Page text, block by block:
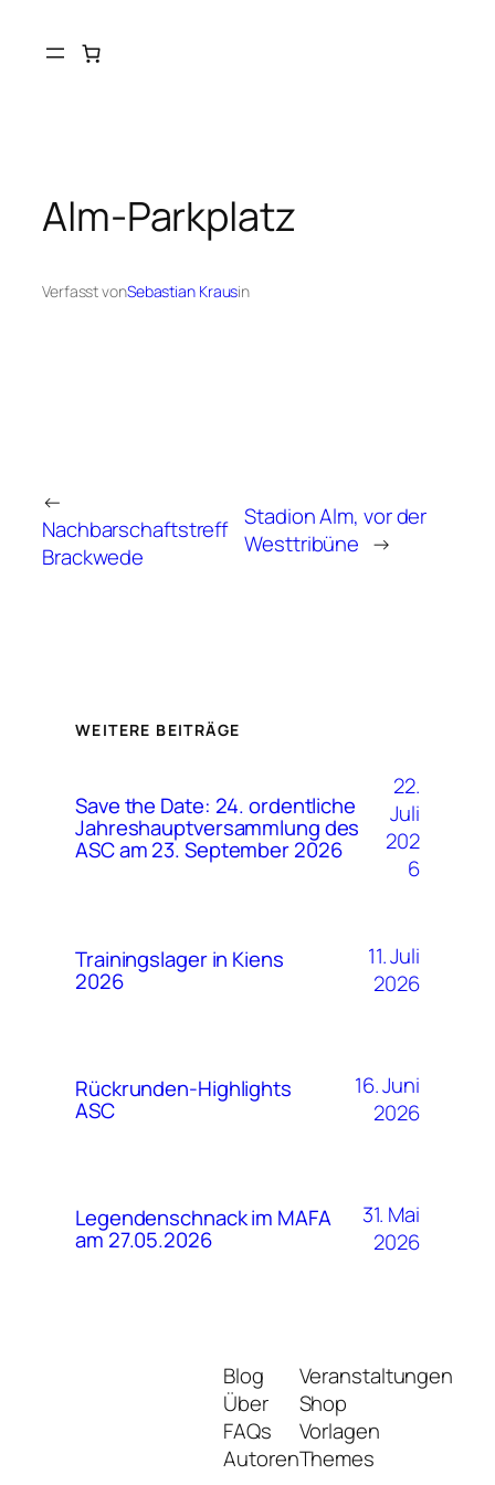
Alm-Parkplatz
Verfasst vonSebastian Krausin
←
Nachbarschaftstreff
Brackwede
Stadion Alm, vor der
Westtribüne →
WEITERE BEITRÄGE
Save the Date: 24. ordentliche
Jahreshauptversammlung des
ASC am 23. September 2026
22.
Juli
202
6
Trainingslager in Kiens
2026
11. Juli
2026
Rückrunden-Highlights
ASC
16. Juni
2026
Legendenschnack im MAFA
am 27.05.2026
31. Mai
2026
Blog
Über
FAQs
Autoren
Veranstaltungen
Shop
Vorlagen
Themes